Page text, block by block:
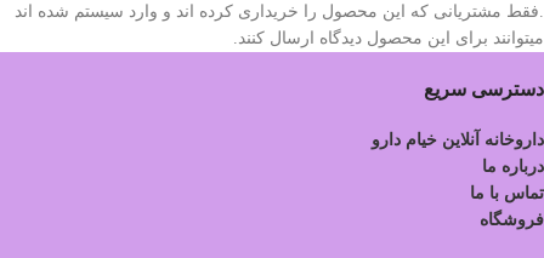
.فقط مشتریانی که این محصول را خریداری کرده اند و وارد سیستم شده اند
میتوانند برای این محصول دیدگاه ارسال کنند.
دسترسی سریع
داروخانه آنلاین خیام دارو
درباره ما
تماس با ما
فروشگاه